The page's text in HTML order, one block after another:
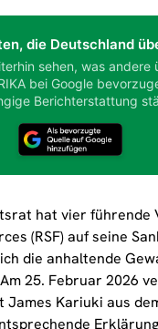
die Deutschland
sehen, was andere
bei Google
Berichterstattung
hat vier
(RSF) auf seine
die anhaltende
25. Februar 2026
James Kariuki aus